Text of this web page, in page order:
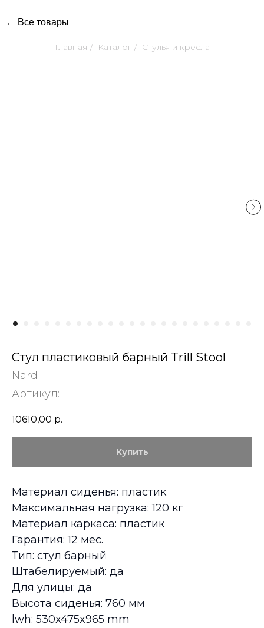
← Все товары
Главная / Каталог / Стулья и кресла
Стул пластиковый барный Trill Stool
Nardi
Артикул:
10610,00 р.
Купить
Материал сиденья: пластик
Максимальная нагрузка: 120 кг
Материал каркаса: пластик
Гарантия: 12 мес.
Тип: стул барный
Штабелируемый: да
Для улицы: да
Высота сиденья: 760 мм
lwh: 530x475x965 mm